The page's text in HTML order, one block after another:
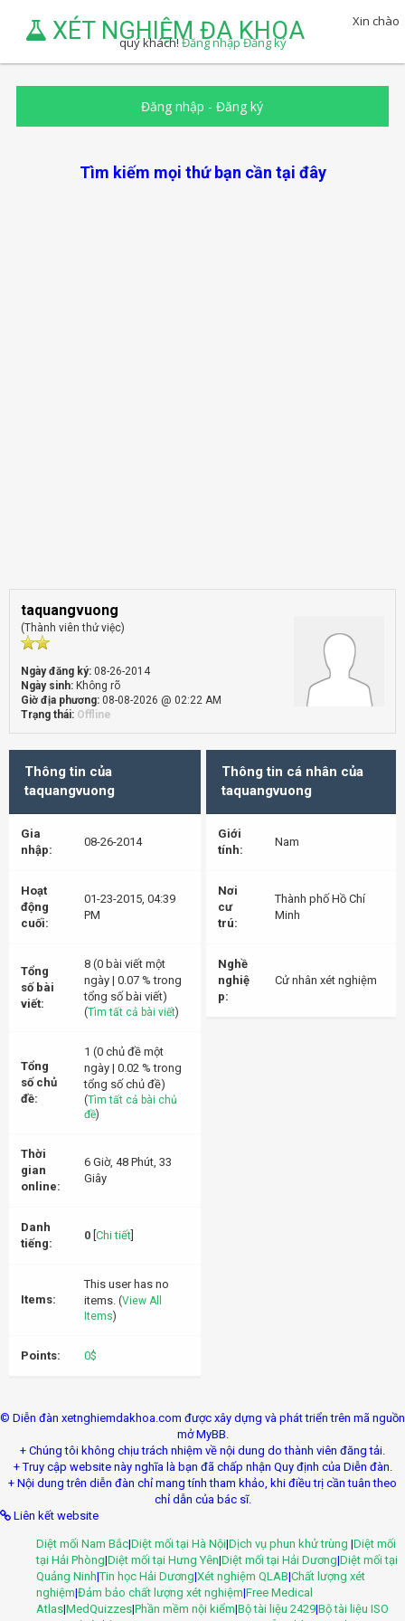
XÉT NGHIỆM ĐA KHOA
Xin chào
quý khách!Đăng nhậpĐăng ký
Đăng nhập -Đăng ký
Tìm kiếm mọi thứ bạn cần tại đây
taquangvuong
(Thành viên thử việc)
Ngày đăng ký: 08-26-2014
Ngày sinh: Không rõ
Giờ địa phương: 08-08-2026 @ 02:22 AM
Trạng thái: Offline
Thông tin của
taquangvuong
Gia
nhập:
08-26-2014
Hoạt
động
cuối:
01-23-2015, 04:39
PM
Tổng
số bài
viết:
8 (0 bài viết một
ngày | 0.07 % trong
tổng số bài viết)
(Tìm tất cả bài viết)
Tổng
số chủ
đề:
1 (0 chủ đề một
ngày | 0.02 % trong
tổng số chủ đề)
(Tìm tất cả bài chủ
đề)
Thời
gian
online:
6 Giờ, 48 Phút, 33
Giây
Danh
tiếng:
0 Chi tiết
Items:
This user has no
items. (View All
Items)
Points: 0$
Thông tin cá nhân của
taquangvuong
Giới
tính:
Nam
Nơi
cư
trú:
Thành phố Hồ Chí
Minh
Nghề
nghiệ
p:
Cử nhân xét nghiệm
© Diễn đàn xetnghiemdakhoa.com được xây dựng và phát triển trên mã nguồn
mở MyBB.
+ Chúng tôi không chịu trách nhiệm về nội dung do thành viên đăng tải.
+ Truy cập website này nghĩa là bạn đã chấp nhận Quy định của Diễn đàn.
+ Nội dung trên diễn đàn chỉ mang tính tham khảo, khi điều trị cần tuân theo
chỉ dẫn của bác sĩ.
Liên kết website
Diệt mối Nam Bắc|Diệt mối tại Hà Nội|Dịch vụ phun khử trùng |Diệt mối
tại Hải Phòng|Diệt mối tại Hưng Yên|Diệt mối tại Hải Dương|Diệt mối tại
Quảng Ninh|Tin học Hải Dương|Xét nghiệm QLAB|Chất lượng xét
nghiệm|Đảm bảo chất lượng xét nghiệm|Free Medical
Atlas|MedQuizzes|Phần mềm nội kiểm|Bộ tài liệu 2429|Bộ tài liệu ISO